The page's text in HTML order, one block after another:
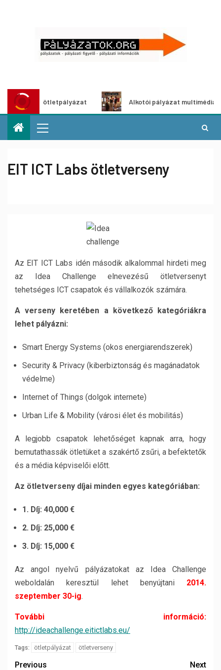
ötletpályázat Alkotói pályázat multimédia-
EIT ICT Labs ötletverseny
Az EIT ICT Labs idén második alkalommal hirdeti meg
az Idea Challenge elnevezésű ötletversenyt
tehetséges ICT csapatok és vállalkozók számára.
A verseny keretében a következő kategóriákra
lehet pályázni:
Smart Energy Systems (okos energiarendszerek)
Security & Privacy (kiberbiztonság és magánadatok
védelme)
Internet of Things (dolgok internete)
Urban Life & Mobility (városi élet és mobilitás)
A legjobb csapatok lehetőséget kapnak arra, hogy
bemutathassák ötletüket a szakértő zsűri, a befektetők
és a média képviselői előtt.
Az ötletverseny díjai minden egyes kategóriában:
1. Díj: 40,000 €
2. Díj: 25,000 €
3. Díj: 15,000 €
Az angol nyelvű pályázatokat az Idea Challenge
weboldalán keresztül lehet benyújtani 2014.
szeptember 30-ig.
További információ:
http://ideachallenge.eitictlabs.eu/
Tags: ötletpályázat ötletverseny
Previous
Next